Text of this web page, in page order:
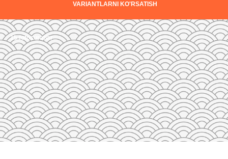
VARIANTLARNI KO'RSATISH
15 fotosuratlar